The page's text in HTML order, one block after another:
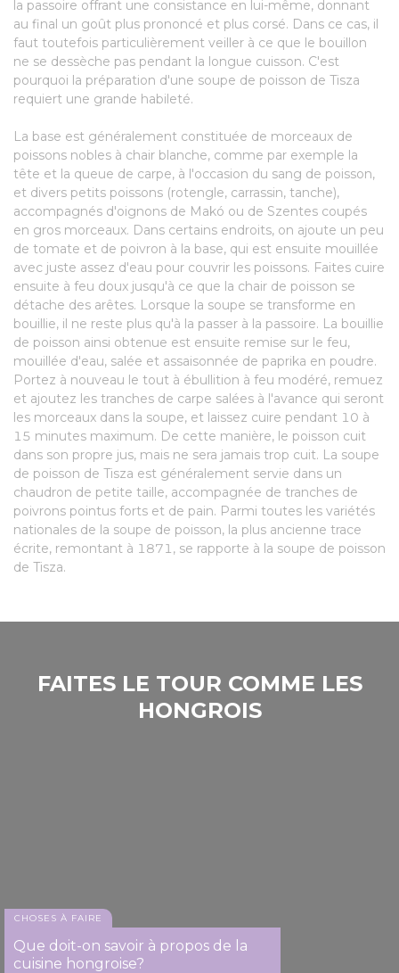
la passoire offrant une consistance en lui-même, donnant
au final un goût plus prononcé et plus corsé. Dans ce cas, il
faut toutefois particulièrement veiller à ce que le bouillon
ne se dessèche pas pendant la longue cuisson. C'est
pourquoi la préparation d'une soupe de poisson de Tisza
requiert une grande habileté.
La base est généralement constituée de morceaux de
poissons nobles à chair blanche, comme par exemple la
tête et la queue de carpe, à l'occasion du sang de poisson,
et divers petits poissons (rotengle, carrassin, tanche),
accompagnés d'oignons de Makó ou de Szentes coupés
en gros morceaux. Dans certains endroits, on ajoute un peu
de tomate et de poivron à la base, qui est ensuite mouillée
avec juste assez d'eau pour couvrir les poissons. Faites cuire
ensuite à feu doux jusqu'à ce que la chair de poisson se
détache des arêtes. Lorsque la soupe se transforme en
bouillie, il ne reste plus qu'à la passer à la passoire. La bouillie
de poisson ainsi obtenue est ensuite remise sur le feu,
mouillée d'eau, salée et assaisonnée de paprika en poudre.
Portez à nouveau le tout à ébullition à feu modéré, remuez
et ajoutez les tranches de carpe salées à l'avance qui seront
les morceaux dans la soupe, et laissez cuire pendant 10 à
15 minutes maximum. De cette manière, le poisson cuit
dans son propre jus, mais ne sera jamais trop cuit. La soupe
de poisson de Tisza est généralement servie dans un
chaudron de petite taille, accompagnée de tranches de
poivrons pointus forts et de pain. Parmi toutes les variétés
nationales de la soupe de poisson, la plus ancienne trace
écrite, remontant à 1871, se rapporte à la soupe de poisson
de Tisza.
FAITES LE TOUR COMME LES
HONGROIS
CHOSES À FAIRE
Que doit-on savoir à propos de la
cuisine hongroise?